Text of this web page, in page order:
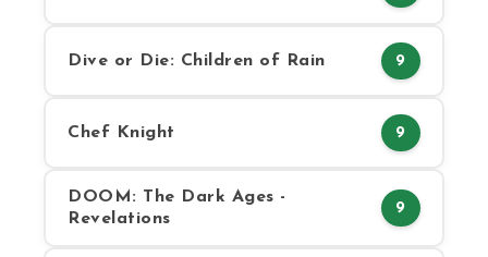
Dive or Die: Children of Rain 9
Chef Knight 9
DOOM: The Dark Ages -
Revelations
9